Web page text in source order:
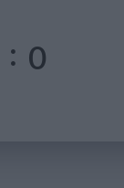
: 0